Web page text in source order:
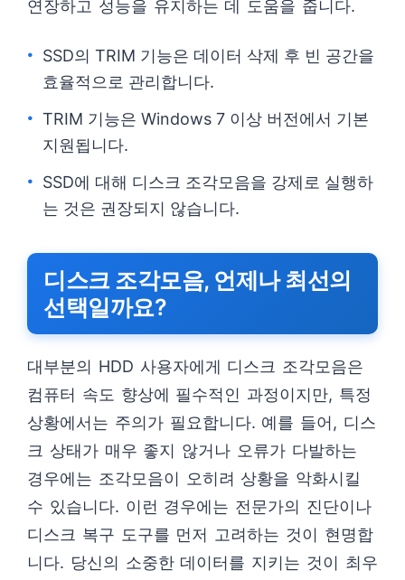
연장하고 성능을 유지하는 데 도움을 줍니다.
SSD의 TRIM 기능은 데이터 삭제 후 빈 공간을
효율적으로 관리합니다.
TRIM 기능은 Windows 7 이상 버전에서 기본
지원됩니다.
SSD에 대해 디스크 조각모음을 강제로 실행하
는 것은 권장되지 않습니다.
디스크 조각모음, 언제나 최선의
선택일까요?
대부분의 HDD 사용자에게 디스크 조각모음은
컴퓨터 속도 향상에 필수적인 과정이지만, 특정
상황에서는 주의가 필요합니다. 예를 들어, 디스
크 상태가 매우 좋지 않거나 오류가 다발하는
경우에는 조각모음이 오히려 상황을 악화시킬
수 있습니다. 이런 경우에는 전문가의 진단이나
디스크 복구 도구를 먼저 고려하는 것이 현명합
니다. 당신의 소중한 데이터를 지키는 것이 최우